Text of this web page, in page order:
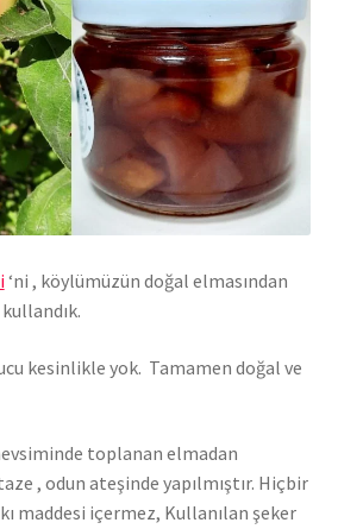
‘ni , köylümüzün doğal elmasından
kesinlikle yok. Tamamen doğal ve
toplanan elmadan
, odun ateşinde yapılmıştır. Hiçbir
maddesi içermez, Kullanılan şeker